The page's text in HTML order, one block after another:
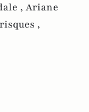
, Ariane
risques ,